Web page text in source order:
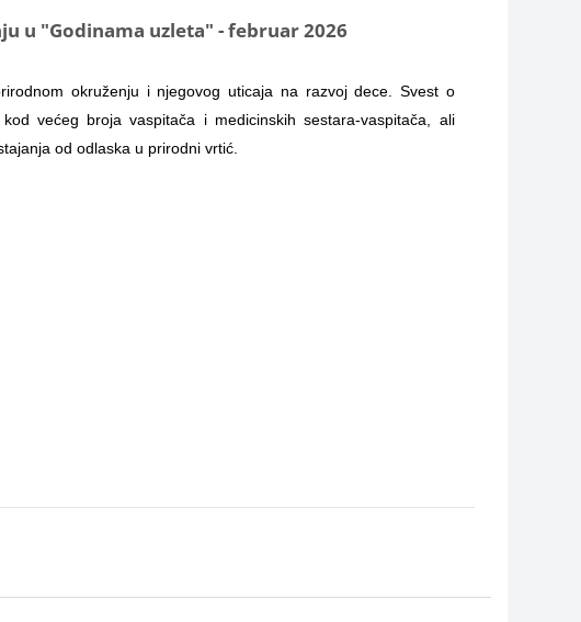
u "Godinama uzleta" - februar 2026
okruženju i njegovog uticaja na razvoj dece. Svest o
većeg broja vaspitača i medicinskih sestara-vaspitača, ali
od odlaska u prirodni vrtić.